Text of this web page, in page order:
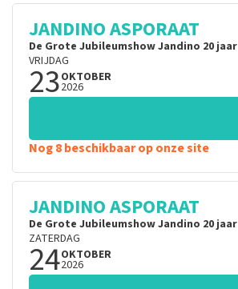
JANDINO ASPORAAT
De Grote Jubileumshow Jandino 20 jaar
VRIJDAG
23OKTOBER
2026
Nog 8 beschikbaar op onze site
JANDINO ASPORAAT
De Grote Jubileumshow Jandino 20 jaar
ZATERDAG
24OKTOBER
2026